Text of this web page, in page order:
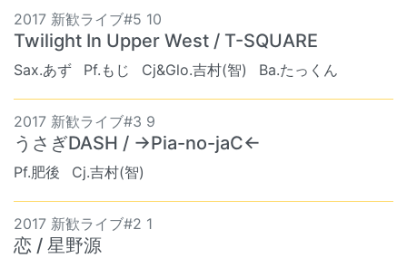
2017 新歓ライブ#5 10
Twilight In Upper West / T-SQUARE
Sax.あず Pf.もじ Cj&Glo.吉村(智) Ba.たっくん
2017 新歓ライブ#3 9
うさぎDASH / →Pia-no-jaC←
Pf.肥後 Cj.吉村(智)
2017 新歓ライブ#2 1
恋 / 星野源